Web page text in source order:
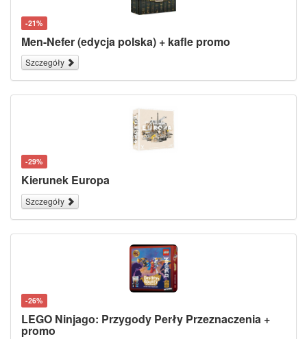
-21%
Men-Nefer (edycja polska) + kafle promo
Szczegóły
-29%
Kierunek Europa
Szczegóły
-26%
LEGO Ninjago: Przygody Perły Przeznaczenia +
promo